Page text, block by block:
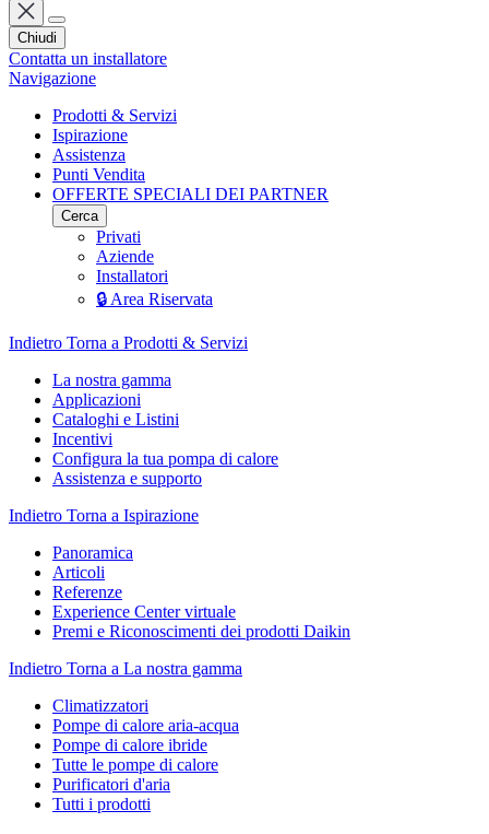
Chiudi
Contatta un installatore
Navigazione
Prodotti & Servizi
Ispirazione
Assistenza
Punti Vendita
OFFERTE SPECIALI DEI PARTNER
Cerca
Privati
Aziende
Installatori
🔒 Area Riservata
Indietro Torna a Prodotti & Servizi
La nostra gamma
Applicazioni
Cataloghi e Listini
Incentivi
Configura la tua pompa di calore
Assistenza e supporto
Indietro Torna a Ispirazione
Panoramica
Articoli
Referenze
Experience Center virtuale
Premi e Riconoscimenti dei prodotti Daikin
Indietro Torna a La nostra gamma
Climatizzatori
Pompe di calore aria-acqua
Pompe di calore ibride
Tutte le pompe di calore
Purificatori d'aria
Tutti i prodotti